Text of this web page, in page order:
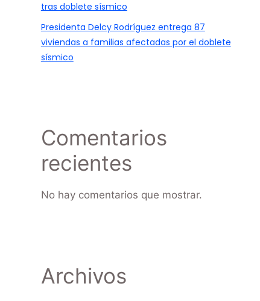
tras doblete sísmico
Presidenta Delcy Rodríguez entrega 87
viviendas a familias afectadas por el doblete
sísmico
Comentarios
recientes
No hay comentarios que mostrar.
Archivos